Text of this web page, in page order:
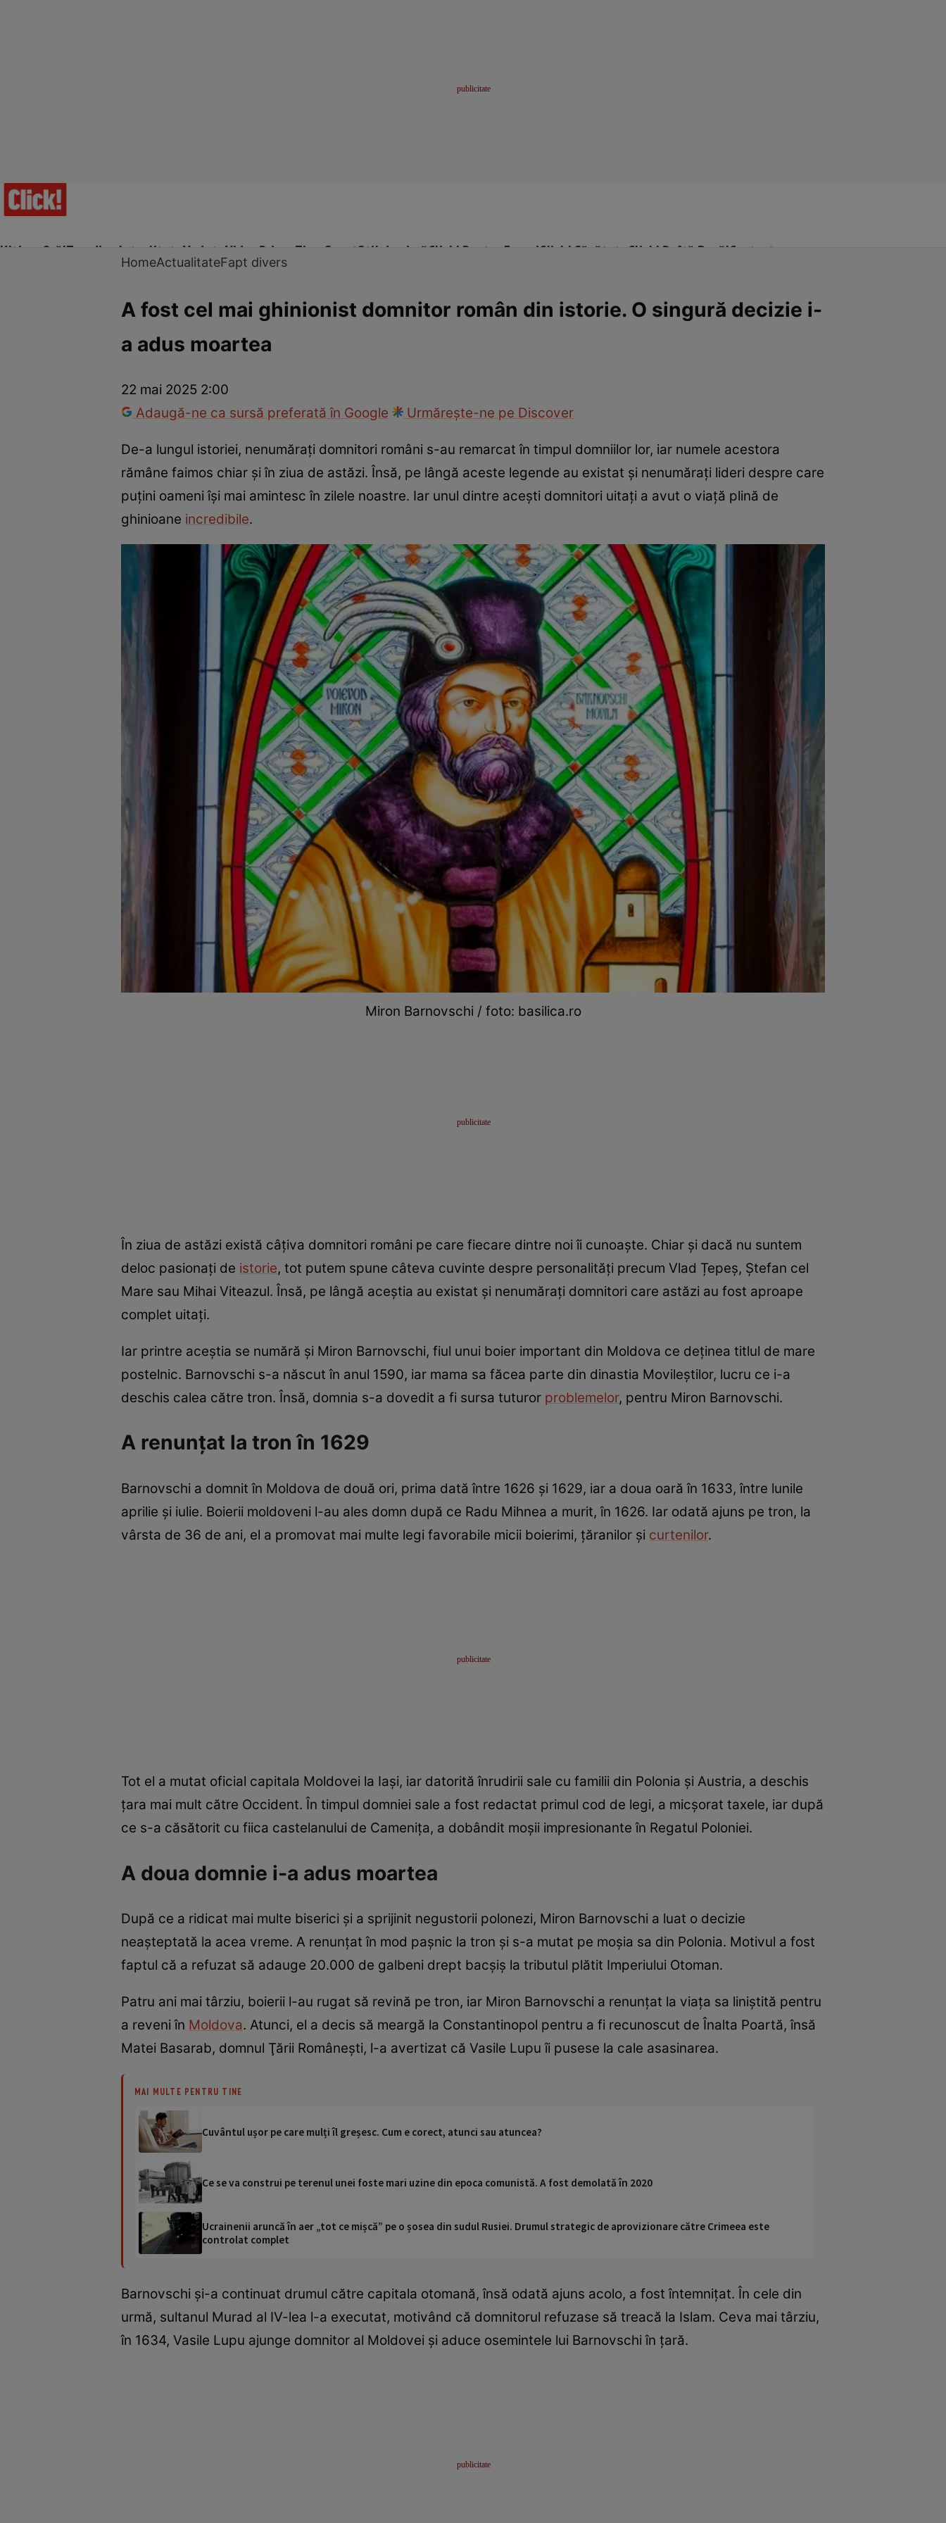
Ultima Oră!Trending Actualitate Vedete Video Prime Time SportStil de viațăClick! Pentru FemeiClick! Sănătate Click! Poftă Bună!Contact
InternaționalFapt diversTehnologie
HomeActualitateFapt divers
A fost cel mai ghinionist domnitor român din istorie. O singură decizie i-
a adus moartea
22 mai 2025 2:00
Adaugă-ne ca sursă preferată în Google
Urmărește-ne pe Discover
De-a lungul istoriei, nenumărați domnitori români s-au remarcat în timpul domniilor lor, iar numele acestora
rămâne faimos chiar și în ziua de astăzi. Însă, pe lângă aceste legende au existat și nenumărați lideri despre care
puțini oameni își mai amintesc în zilele noastre. Iar unul dintre acești domnitori uitați a avut o viață plină de
ghinioane incredibile.
Miron Barnovschi / foto: basilica.ro
În ziua de astăzi există câțiva domnitori români pe care fiecare dintre noi îi cunoaște. Chiar și dacă nu suntem
deloc pasionați de istorie, tot putem spune câteva cuvinte despre personalități precum Vlad Țepeș, Ștefan cel
Mare sau Mihai Viteazul. Însă, pe lângă aceștia au existat și nenumărați domnitori care astăzi au fost aproape
complet uitați.
Iar printre aceștia se numără și Miron Barnovschi, fiul unui boier important din Moldova ce deținea titlul de mare
postelnic. Barnovschi s-a născut în anul 1590, iar mama sa făcea parte din dinastia Movileștilor, lucru ce i-a
deschis calea către tron. Însă, domnia s-a dovedit a fi sursa tuturor problemelor, pentru Miron Barnovschi.
A renunțat la tron în 1629
Barnovschi a domnit în Moldova de două ori, prima dată între 1626 și 1629, iar a doua oară în 1633, între lunile
aprilie și iulie. Boierii moldoveni l-au ales domn după ce Radu Mihnea a murit, în 1626. Iar odată ajuns pe tron, la
vârsta de 36 de ani, el a promovat mai multe legi favorabile micii boierimi, țăranilor și curtenilor.
Tot el a mutat oficial capitala Moldovei la Iași, iar datorită înrudirii sale cu familii din Polonia și Austria, a deschis
țara mai mult către Occident. În timpul domniei sale a fost redactat primul cod de legi, a micșorat taxele, iar după
ce s-a căsătorit cu fiica castelanului de Cameniţa, a dobândit moșii impresionante în Regatul Poloniei.
A doua domnie i-a adus moartea
După ce a ridicat mai multe biserici și a sprijinit negustorii polonezi, Miron Barnovschi a luat o decizie
neașteptată la acea vreme. A renunțat în mod pașnic la tron și s-a mutat pe moșia sa din Polonia. Motivul a fost
faptul că a refuzat să adauge 20.000 de galbeni drept bacșiș la tributul plătit Imperiului Otoman.
Patru ani mai târziu, boierii l-au rugat să revină pe tron, iar Miron Barnovschi a renunțat la viața sa liniștită pentru
a reveni în Moldova. Atunci, el a decis să meargă la Constantinopol pentru a fi recunoscut de Înalta Poartă, însă
Matei Basarab, domnul Ţării Româneşti, l-a avertizat că Vasile Lupu îi pusese la cale asasinarea.
MAI MULTE PENTRU TINE
Cuvântul ușor pe care mulți îl greșesc. Cum e corect, atunci sau atuncea?
Ce se va construi pe terenul unei foste mari uzine din epoca comunistă. A fost demolată în 2020
Ucrainenii aruncă în aer „tot ce mișcă” pe o șosea din sudul Rusiei. Drumul strategic de aprovizionare către Crimeea este
controlat complet
Barnovschi și-a continuat drumul către capitala otomană, însă odată ajuns acolo, a fost întemnițat. În cele din
urmă, sultanul Murad al IV-lea l-a executat, motivând că domnitorul refuzase să treacă la Islam. Ceva mai târziu,
în 1634, Vasile Lupu ajunge domnitor al Moldovei și aduce osemintele lui Barnovschi în țară.